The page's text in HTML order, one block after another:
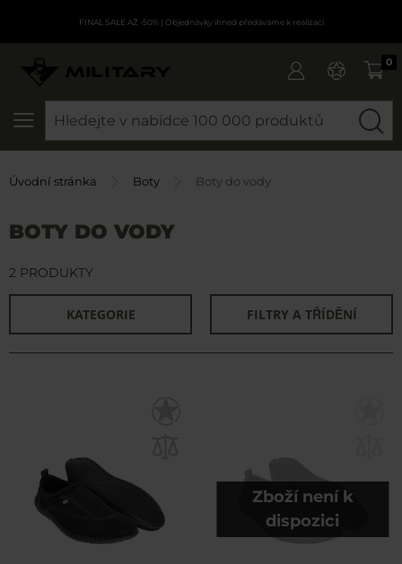
FINAL SALE AŽ -50%| Objednávky ihned předáváme k realizaci
0
Úvodní stránka Boty Boty do vody
BOTY DO VODY
KATEGORIE FILTRY A TŘÍDĚNÍ
2 PRODUKTY
Zboží není k
dispozici